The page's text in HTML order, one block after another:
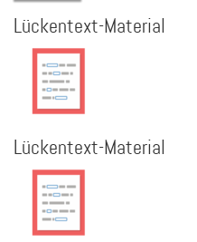
Lückentext-Material
Lückentext-Material